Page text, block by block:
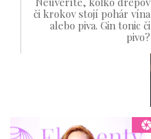
či krokov stojí pohár vína
alebo piva. Gin tonic či
pivo?